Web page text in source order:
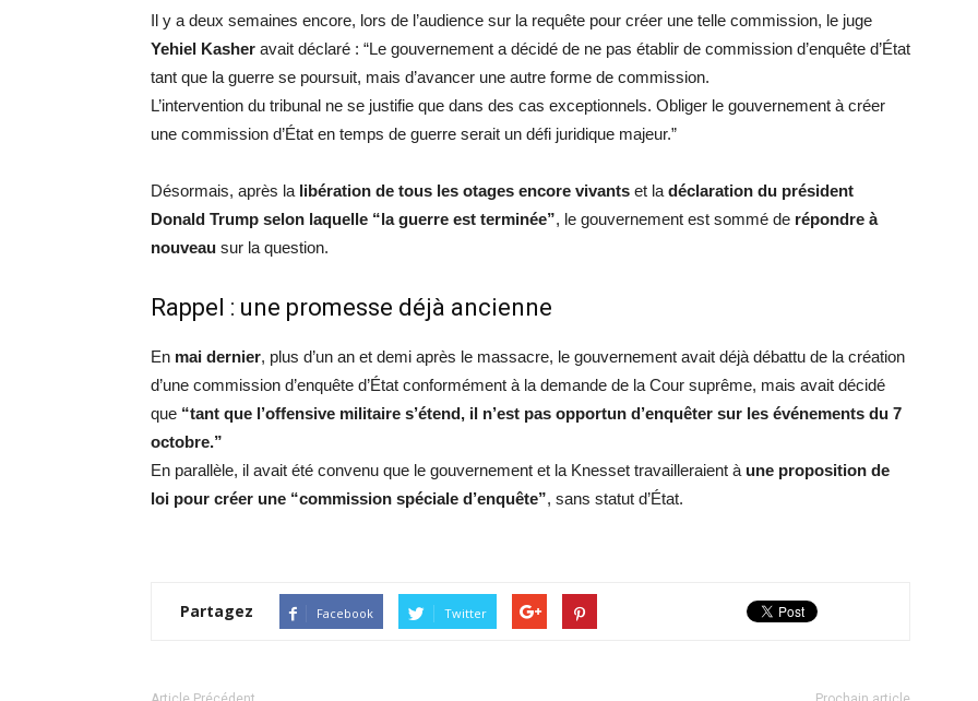
Il y a deux semaines encore, lors de l’audience sur la requête pour créer une telle commission, le juge
Yehiel Kasher avait déclaré : “Le gouvernement a décidé de ne pas établir de commission d’enquête d’État
tant que la guerre se poursuit, mais d’avancer une autre forme de commission.
L’intervention du tribunal ne se justifie que dans des cas exceptionnels. Obliger le gouvernement à créer
une commission d’État en temps de guerre serait un défi juridique majeur.”
Désormais, après la libération de tous les otages encore vivants et la déclaration du président
Donald Trump selon laquelle “la guerre est terminée”, le gouvernement est sommé de répondre à
nouveau sur la question.
Rappel : une promesse déjà ancienne
En mai dernier, plus d’un an et demi après le massacre, le gouvernement avait déjà débattu de la création
d’une commission d’enquête d’État conformément à la demande de la Cour suprême, mais avait décidé
que “tant que l’offensive militaire s’étend, il n’est pas opportun d’enquêter sur les événements du 7
octobre.”
En parallèle, il avait été convenu que le gouvernement et la Knesset travailleraient à une proposition de
loi pour créer une “commission spéciale d’enquête”, sans statut d’État.
Partagez Facebook Twitter